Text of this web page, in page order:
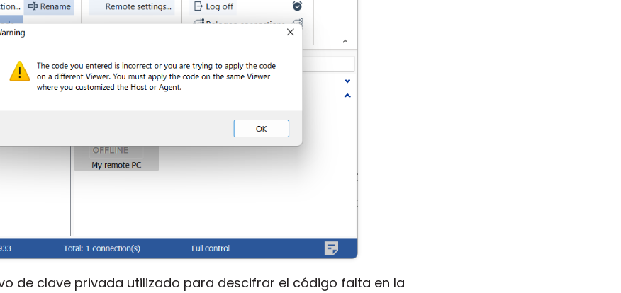
de clave privada utilizado para descifrar el código falta en la